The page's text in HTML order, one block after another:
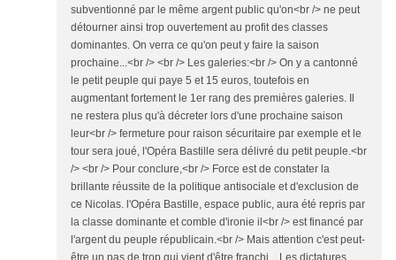
subventionné par le même argent public qu'on<br /> ne peut
détourner ainsi trop ouvertement au profit des classes
dominantes. On verra ce qu'on peut y faire la saison
prochaine...<br /> <br /> Les galeries:<br /> On y a cantonné
le petit peuple qui paye 5 et 15 euros, toutefois en
augmentant fortement le 1er rang des premières galeries. Il
ne restera plus qu'à décreter lors d'une prochaine saison
leur<br /> fermeture pour raison sécuritaire par exemple et le
tour sera joué, l'Opéra Bastille sera délivré du petit peuple.<br
/> <br /> Pour conclure,<br /> Force est de constater la
brillante réussite de la politique antisociale et d'exclusion de
ce Nicolas. l'Opéra Bastille, espace public, aura été repris par
la classe dominante et comble d'ironie il<br /> est financé par
l'argent du peuple républicain.<br /> Mais attention c'est peut-
être un pas de trop qui vient d'être franchi... Les dictatures